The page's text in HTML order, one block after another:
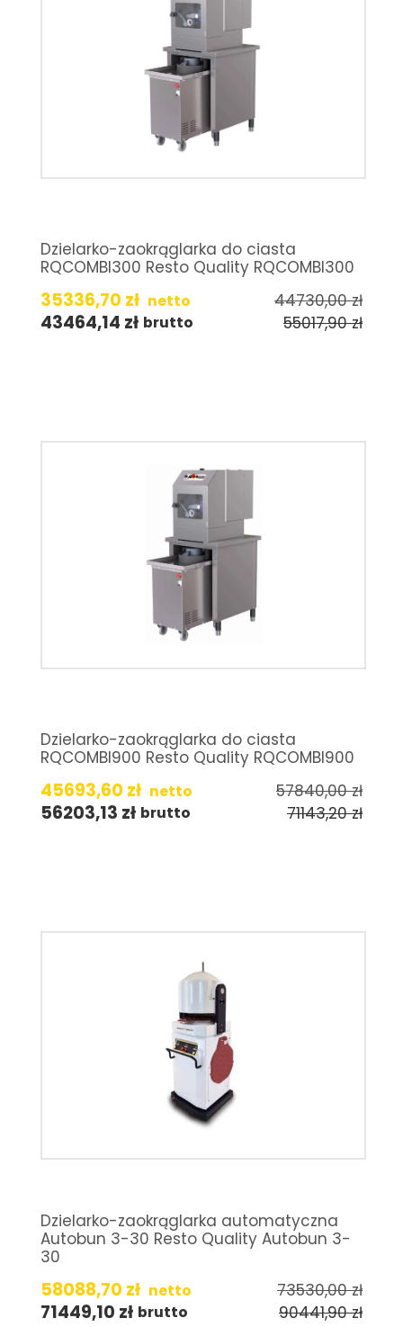
Dzielarko-zaokrąglarka do ciasta
RQCOMBI300 Resto Quality RQCOMBI300
35336,70 zł netto 44730,00zł
43464,14 zł brutto 55017,90zł
Dzielarko-zaokrąglarka do ciasta
RQCOMBI900 Resto Quality RQCOMBI900
45693,60 zł netto 57840,00zł
56203,13 zł brutto 71143,20zł
Dzielarko-zaokrąglarka automatyczna
Autobun 3-30 Resto Quality Autobun 3-
30
58088,70 zł netto 73530,00zł
71449,10 zł brutto 90441,90zł